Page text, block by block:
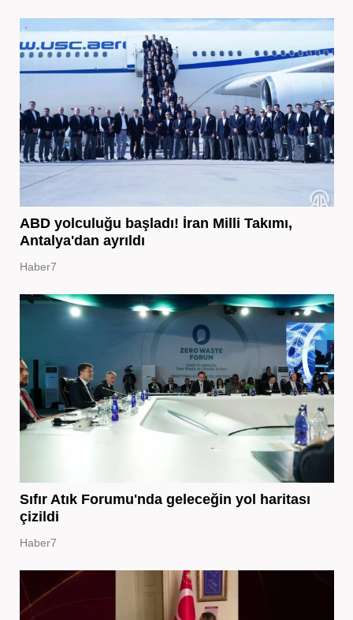
ABD yolculuğu başladı! İran Milli Takımı,
Antalya'dan ayrıldı
Haber7
Sıfır Atık Forumu'nda geleceğin yol haritası
çizildi
Haber7